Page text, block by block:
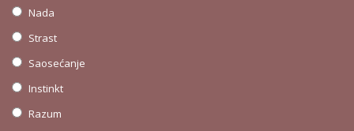
Nada
Strast
Saosećanje
Instinkt
Razum